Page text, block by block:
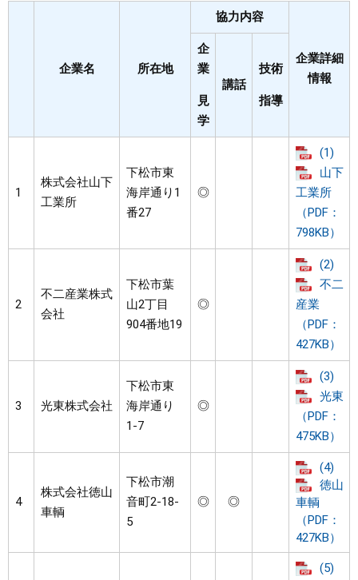
企業名 所在地
協力内容
企業詳細
情報
企
業
見
学
講話
技術
指導
1
株式会社山下
工業所
下松市東
海岸通り1
番27
◎
(1)
山下
工業所
（PDF：
798KB）
2
不二産業株式
会社
下松市葉
山2丁目
904番地19
◎
(2)
不二
産業
（PDF：
427KB）
3 光東株式会社
下松市東
海岸通り
1-7
◎
(3)
光東
（PDF：
475KB）
4
株式会社徳山
車輌
下松市潮
音町2-18-
5
◎ ◎
(4)
徳山
車輌
（PDF：
427KB）
(5)